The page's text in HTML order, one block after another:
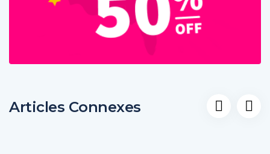
Articles Connexes